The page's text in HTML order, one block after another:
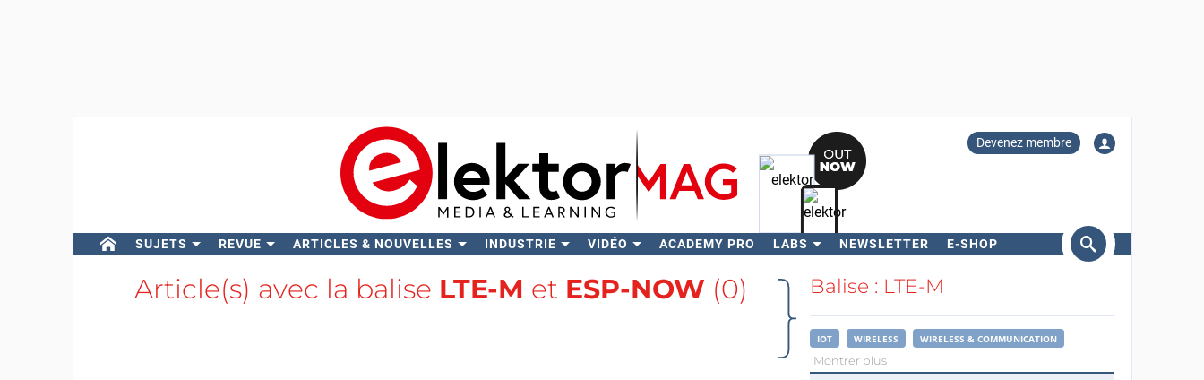
Devenez membre
SUJETS REVUE ARTICLES & NOUVELLES INDUSTRIE VIDÉO ACADEMY PRO LABS NEWSLETTER E-SHOP
Rechercher
Article(s) avec la balise LTE-M et ESP-NOW (0) Balise : LTE-M
IOT WIRELESS WIRELESS & COMMUNICATION
Montrer plus